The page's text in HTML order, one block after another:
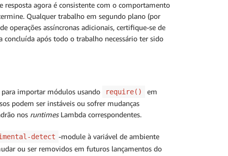
resposta agora é consistente com o comportamento
Qualquer trabalho em segundo plano (por
operações assíncronas adicionais, certifique-se de
após todo o trabalho necessário ter sido
importar módulos usando require()
em
podem ser instáveis ou sofrer mudanças
nos runtimesLambda correspondentes.
detect -module à variável de ambiente
ou ser removidos em futuros lançamentos do